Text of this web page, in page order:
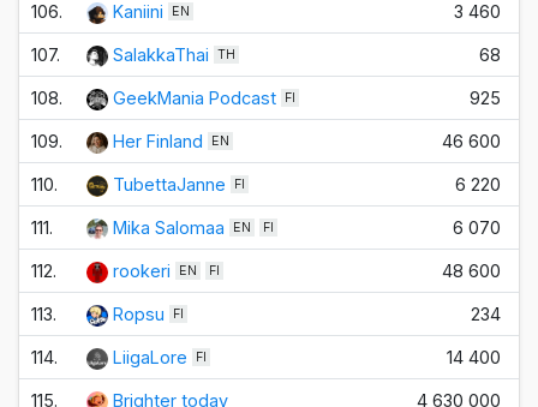
106. Kaniini EN 3 460
107. SalakkaThai TH 68
108. GeekMania Podcast FI 925
109. Her Finland EN 46 600
110. TubettaJanne FI 6 220
111. Mika Salomaa EN FI 6 070
112. rookeri EN FI 48 600
113. Ropsu FI 234
114. LiigaLore FI 14 400
115. Brighter today 4 630 000